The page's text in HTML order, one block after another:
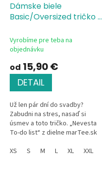
Dámske biele
Basic/Oversized tričko s
Bride To-do listSingle
Jersey, 100 % bavlna,
Vyrobíme pre teba na
objednávku
od 15,90 €
DETAIL
Už len pár dní do svadby?
Zabudni na stres, nasaď si
úsmev a toto tričko. „Nevesta
To-do list“ z dielne marTee.sk
so silikónovou úpravou a
XS S M L XL XXL